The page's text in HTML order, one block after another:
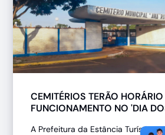
CEMITÉRIOS TERÃO
FUNCIONAMENTO NO 'DIA
A Prefeitura da Estância Turística